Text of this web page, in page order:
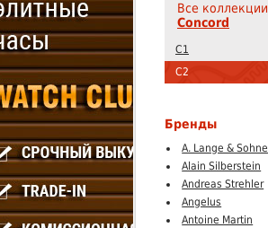
Все коллекции
Concord
C1
C2
Бренды
A. Lange & Sohne
Alain Silberstein
Andreas Strehler
Angelus
Antoine Martin